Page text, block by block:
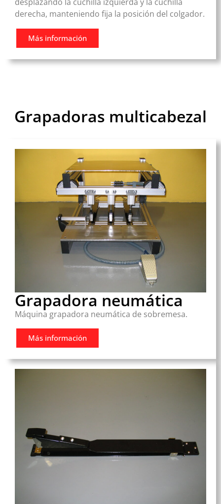
derecha, manteniendo fija la posición del colgador.
Más información
Grapadoras multicabezal
Grapadora neumática
Máquina grapadora neumática de sobremesa.
Más información